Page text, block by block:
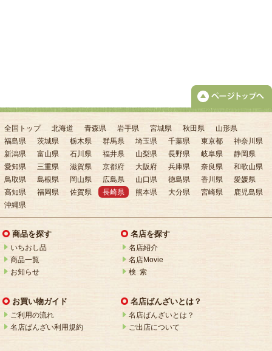
全国トップ 北海道 青森県 岩手県 宮城県 秋田県
山形県
福島県
茨城県 栃木県 群馬県 埼玉県 千葉県 東京都
神奈川県
新潟県
富山県 石川県 福井県 山梨県 長野県 岐阜県
静岡県
愛知県
三重県 滋賀県 京都府 大阪府 兵庫県 奈良県
和歌山県
鳥取県
島根県 岡山県 広島県 山口県 徳島県 香川県
愛媛県
高知県
福岡県 佐賀県 長崎県 熊本県 大分県 宮崎県
鹿児島県
沖縄県
商品を探す
いちおし品
商品一覧
お知らせ
名店を探す
名店紹介
名店Movie
検 索
お買い物ガイド
ご利用の流れ
名店ばんざい利用規約
名店ばんざいとは？
名店ばんざいとは？
ご出店について